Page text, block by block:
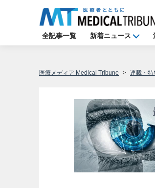
全記事一覧 新着ニュース
医療メディア Medical Tribune 連載・特